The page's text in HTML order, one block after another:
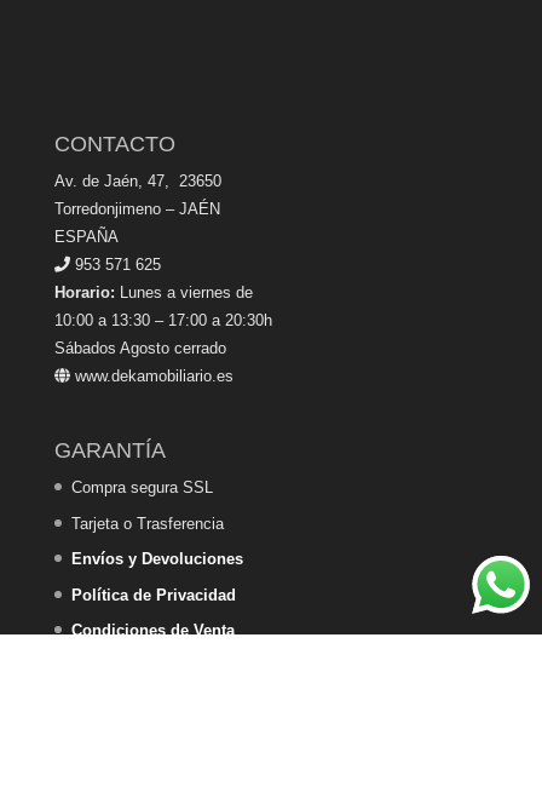
CONTACTO
Av. de Jaén, 47, 23650
Torredonjimeno – JAÉN
ESPAÑA
953 571 625
Horario: Lunes a viernes de
10:00 a 13:30 – 17:00 a 20:30h
Sábados Agosto cerrado
www.dekamobiliario.es
GARANTÍA
Compra segura SSL
Tarjeta o Trasferencia
Envíos y Devoluciones
Política de Privacidad
Condiciones de Venta